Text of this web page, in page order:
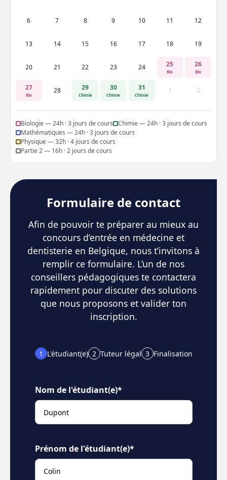
6 7 8 9 10 11 12
13 14 15 16 17 18 19
20 21 22 23 24 25
Bio
26
Bio
27
Bio 28 29
Chimie
30
Chimie
31
Chimie 1 2
Biologie — 24h · 3 jours de cours
Chimie — 24h · 3 jours de cours
Mathématiques — 24h · 3 jours de cours
Physique — 32h · 4 jours de cours
Partie 2 — 16h · 2 jours de cours
Formulaire de contact
Afin de pouvoir te préparer au mieux au
concours d’entrée en médecine et
dentisterie en Belgique, nous t’invitons à
remplir ce formulaire. L’un de nos
conseillers pédagogiques te contactera
rapidement pour discuter des solutions
que nous proposons et valider ton
inscription.
1 L'étudiant(e) 2 Tuteur légal 3 Finalisation
Nom de l'étudiant(e)*
Prénom de l'étudiant(e)*